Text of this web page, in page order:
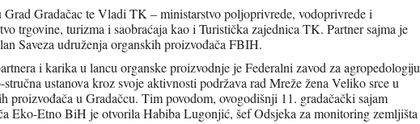
Grad Gradačac te Vladi TK – ministarstvo poljoprivrede, vodoprivrede i
trgovine, turizma i saobraćaja kao i Turistička zajednica TK. Partner sajma je
Saveza udruženja organskih proizvođača FBIH.
i karika u lancu organske proizvodnje je Federalni zavod za agropedologiju
ustanova kroz svoje aktivnosti podržava rad Mreže žena Veliko srce u
proizvođača u Gradačcu. Tim povodom, ovogodišnji 11. gradačački sajam
Eko-Etno BiH je otvorila Habiba Lugonjić, šef Odsjeka za monitoring zemljišta